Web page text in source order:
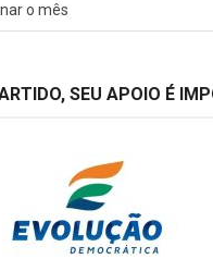
o mês
SEU APOIO É